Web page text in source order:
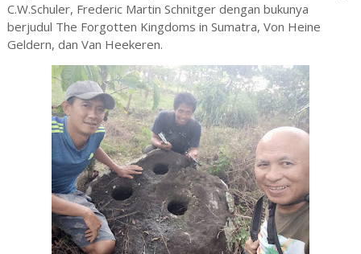
C.W.Schuler, Frederic Martin Schnitger dengan bukunya
berjudul The Forgotten Kingdoms in Sumatra, Von Heine
Geldern, dan Van Heekeren.